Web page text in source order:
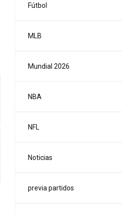
Fútbol
MLB
Mundial 2026
NBA
NFL
Noticias
previa partidos